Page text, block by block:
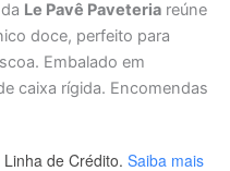
da Le Pavê Paveteria reúne
doce, perfeito para
Embalado em
caixa rígida. Encomendas
de Crédito. Saiba mais